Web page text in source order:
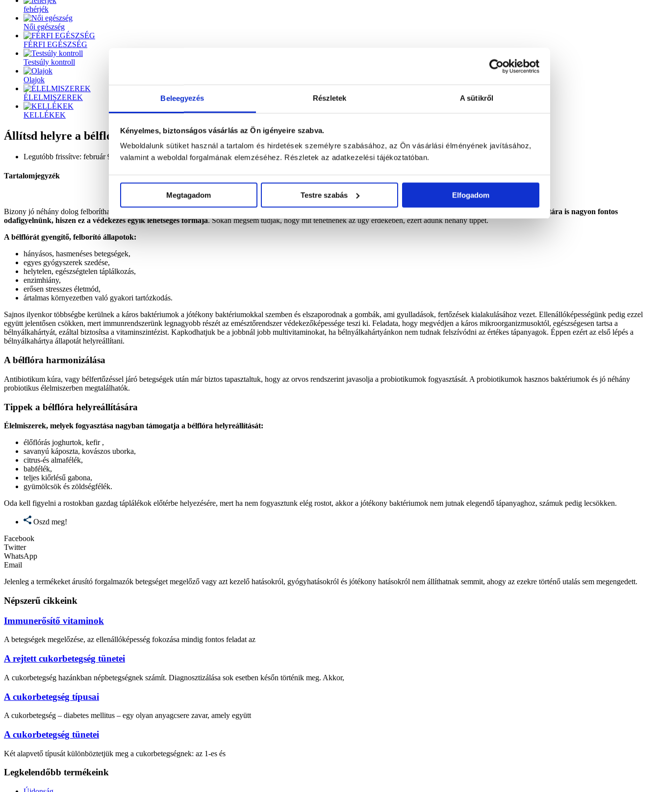
Beleegyezés Részletek A sütikről
Kényelmes, biztonságos vásárlás az Ön igényeire szabva.
Weboldalunk sütiket használ a tartalom és hirdetések személyre szabásához, az Ön vásárlási élményének javításához,
valamint a weboldal forgalmának elemzéséhez. Részletek az adatkezelési tájékoztatóban.
Megtagadom Testre szabás Elfogadom
fehérjék
Női egészség
FÉRFI EGÉSZSÉG
Testsúly kontroll
Olajok
ÉLELMISZEREK
KELLÉKEK
Állítsd helyre a bélflórád házilag!
Legutóbb frissítve: február 9, 2024
Tartalomjegyzék
Bizony jó néhány dolog felboríthatja bélflóránk működését, aminek következményeként immunrendszerünk is gyengül. A jelenlegi vírusokkal teli időszakban
bélflóránk állapotára is nagyon fontos
odafigyelnünk, hiszen ez a védekezés egyik lehetséges formája. Sokan mégsem tudják, hogy mit tehetnének az ügy érdekében, ezért adunk néhány tippet.
A bélflórát gyengítő, felborító állapotok:
hányásos, hasmenéses betegségek,
egyes gyógyszerek szedése,
helytelen, egészségtelen táplálkozás,
enzimhiány,
erősen stresszes életmód,
ártalmas környezetben való gyakori tartózkodás.
Sajnos ilyenkor többségbe kerülnek a káros baktériumok a jótékony baktériumokkal szemben és elszaporodnak a gombák, ami gyulladások, fertőzések kialakulásához vezet. Ellenállóképességünk pedig ezzel
együtt jelentősen csökken, mert immunrendszerünk legnagyobb részét az emésztőrendszer védekezőképessége teszi ki. Feladata, hogy megvédjen a káros mikroorganizmusoktól, egészségesen tartsa a
bélnyálkahártyát, ezáltal biztosítsa a vitaminszintézist. Kapkodhatjuk be a jobbnál jobb multivitaminokat, ha bélnyálkahártyánkon nem tudnak felszívódni az értékes tápanyagok. Éppen ezért az első lépés a
bélnyálkahártya állapotát helyreállítani.
A bélflóra harmonizálása
Antibiotikum kúra, vagy bélfertőzéssel járó betegségek után már biztos tapasztaltuk, hogy az orvos rendszerint javasolja a probiotikumok fogyasztását. A probiotikumok hasznos baktériumok és jó néhány
probiotikus élelmiszerben megtalálhatók.
Tippek a bélflóra helyreállítására
Élelmiszerek, melyek fogyasztása nagyban támogatja a bélflóra helyreállítását:
élőflórás joghurtok, kefir ,
savanyú káposzta, kovászos uborka,
citrus-és almafélék,
babfélék,
teljes kiőrlésű gabona,
gyümölcsök és zöldségfélék.
Oda kell figyelni a rostokban gazdag táplálékok előtérbe helyezésére, mert ha nem fogyasztunk elég rostot, akkor a jótékony baktériumok nem jutnak elegendő tápanyaghoz, számuk pedig lecsökken.
Oszd meg!
Facebook
Twitter
WhatsApp
Email
Jelenleg a termékeket árusító forgalmazók betegséget megelőző vagy azt kezelő hatásokról, gyógyhatásokról és jótékony hatásokról nem állíthatnak semmit, ahogy az ezekre történő utalás sem megengedett.
Népszerű cikkeink
Immunerősítő vitaminok
A betegségek megelőzése, az ellenállóképesség fokozása mindig fontos feladat az
A rejtett cukorbetegség tünetei
A cukorbetegség hazánkban népbetegségnek számít. Diagnosztizálása sok esetben későn történik meg. Akkor,
A cukorbetegség típusai
A cukorbetegség – diabetes mellitus – egy olyan anyagcsere zavar, amely együtt
A cukorbetegség tünetei
Két alapvető típusát különböztetjük meg a cukorbetegségnek: az 1-es és
Legkelendőbb termékeink